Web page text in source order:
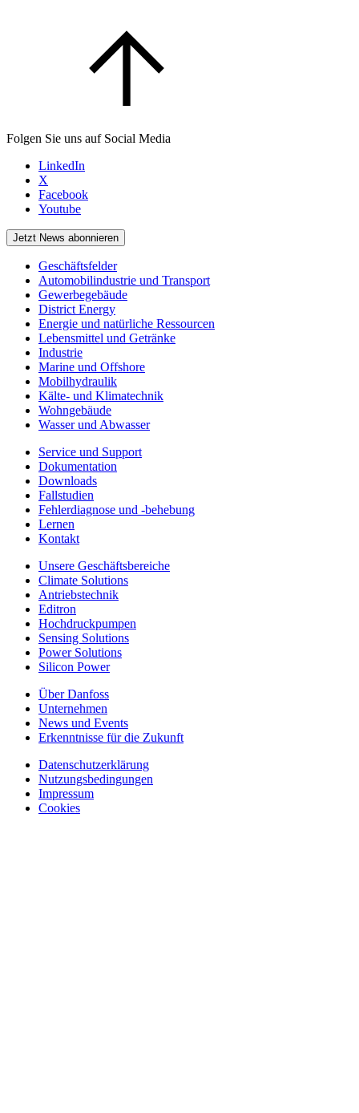
Folgen Sie uns auf Social Media
LinkedIn
X
Facebook
Youtube
Jetzt News abonnieren
Geschäftsfelder
Automobilindustrie und Transport
Gewerbegebäude
District Energy
Energie und natürliche Ressourcen
Lebensmittel und Getränke
Industrie
Marine und Offshore
Mobilhydraulik
Kälte- und Klimatechnik
Wohngebäude
Wasser und Abwasser
Service und Support
Dokumentation
Downloads
Fallstudien
Fehlerdiagnose und -behebung
Lernen
Kontakt
Unsere Geschäftsbereiche
Climate Solutions
Antriebstechnik
Editron
Hochdruckpumpen
Sensing Solutions
Power Solutions
Silicon Power
Über Danfoss
Unternehmen
News und Events
Erkenntnisse für die Zukunft
Datenschutzerklärung
Nutzungsbedingungen
Impressum
Cookies